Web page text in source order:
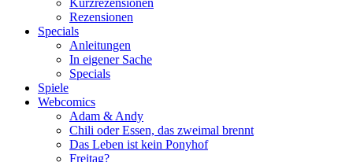
Rezensionen
Specials
Anleitungen
In eigener Sache
Specials
Spiele
Webcomics
Adam & Andy
Chili oder Essen, das zweimal brennt
Das Leben ist kein Ponyhof
Freitag?